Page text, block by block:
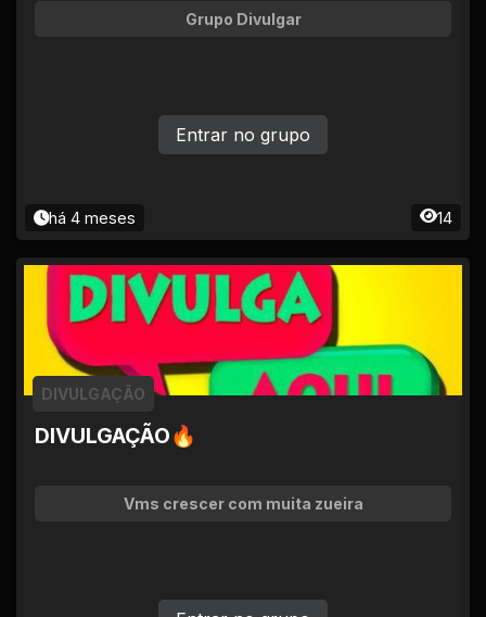
Grupo Divulgar
há 4 meses 14
Entrar no grupo
DIVULGAÇÃO🔥
DIVULGAÇÃO
Vms crescer com muita zueira